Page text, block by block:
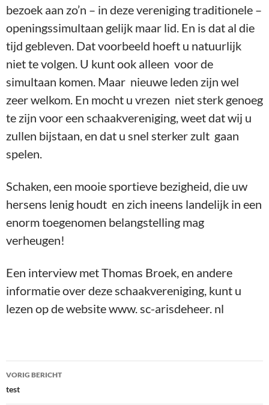
bezoek aan zo’n – in deze vereniging traditionele –
openingssimultaan gelijk maar lid. En is dat al die
tijd gebleven. Dat voorbeeld hoeft u natuurlijk
niet te volgen. U kunt ook alleen voor de
simultaan komen. Maar nieuwe leden zijn wel
zeer welkom. En mocht u vrezen niet sterk genoeg
te zijn voor een schaakvereniging, weet dat wij u
zullen bijstaan, en dat u snel sterker zult gaan
spelen.
Schaken, een mooie sportieve bezigheid, die uw
hersens lenig houdt en zich ineens landelijk in een
enorm toegenomen belangstelling mag
verheugen!
Een interview met Thomas Broek, en andere
informatie over deze schaakvereniging, kunt u
lezen op de website www. sc-arisdeheer. nl
Bericht
navigatie
VORIG BERICHT
test